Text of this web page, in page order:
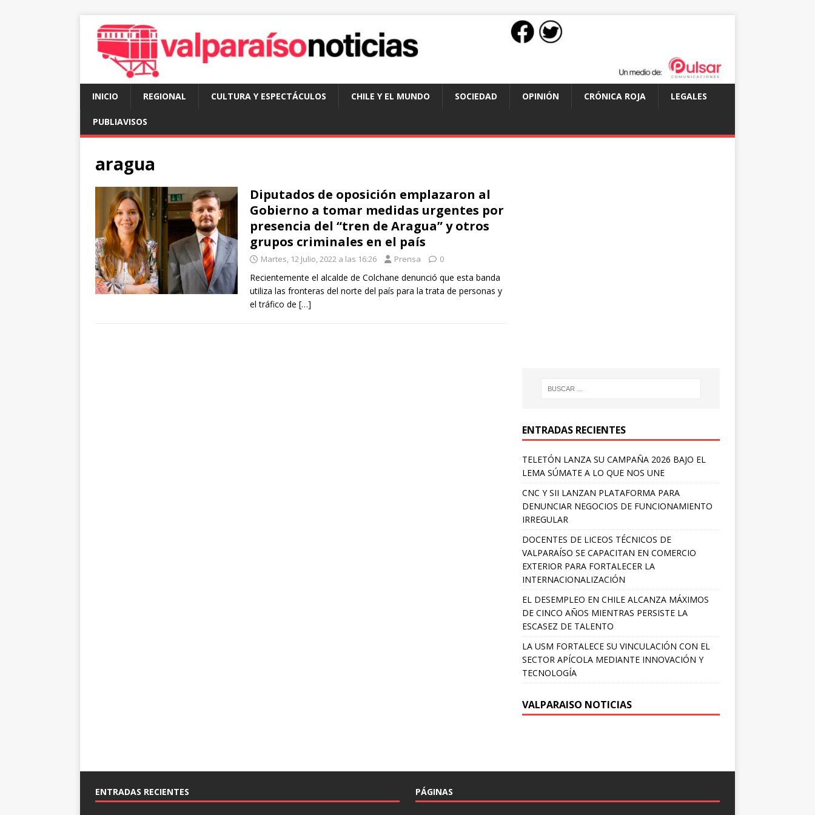
INICIO REGIONAL CULTURA Y ESPECTÁCULOS CHILE Y EL MUNDO SOCIEDAD OPINIÓN CRÓNICA ROJA LEGALES
PUBLIAVISOS
aragua
Diputados de oposición emplazaron al
Gobierno a tomar medidas urgentes por
presencia del “tren de Aragua” y otros
grupos criminales en el país
Martes, 12 Julio, 2022 a las 16:26 Prensa 0
Recientemente el alcalde de Colchane denunció que esta banda
utiliza las fronteras del norte del país para la trata de personas y
el tráfico de […]
ENTRADAS RECIENTES
TELETÓN LANZA SU CAMPAÑA 2026 BAJO EL
LEMA SÚMATE A LO QUE NOS UNE
CNC Y SII LANZAN PLATAFORMA PARA
DENUNCIAR NEGOCIOS DE FUNCIONAMIENTO
IRREGULAR
DOCENTES DE LICEOS TÉCNICOS DE
VALPARAÍSO SE CAPACITAN EN COMERCIO
EXTERIOR PARA FORTALECER LA
INTERNACIONALIZACIÓN
EL DESEMPLEO EN CHILE ALCANZA MÁXIMOS
DE CINCO AÑOS MIENTRAS PERSISTE LA
ESCASEZ DE TALENTO
LA USM FORTALECE SU VINCULACIÓN CON EL
SECTOR APÍCOLA MEDIANTE INNOVACIÓN Y
TECNOLOGÍA
VALPARAISO NOTICIAS
ENTRADAS RECIENTES PÁGINAS